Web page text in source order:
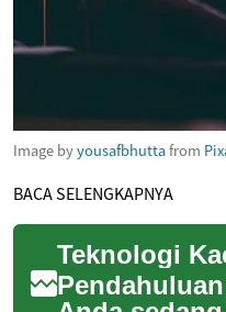
Image byyousafbhuttafrom
BACA SELENGKAPNYA